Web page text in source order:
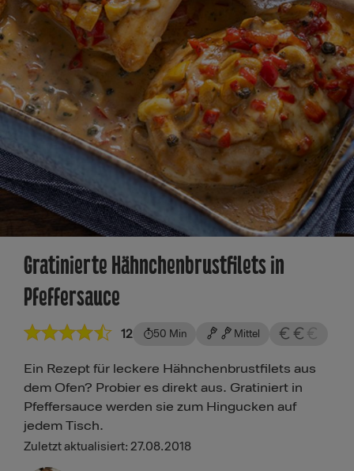
Gratinierte Hähnchenbrustfilets in
Pfeffersauce
12 50 Min Mittel
Ein Rezept für leckere Hähnchenbrustfilets aus
dem Ofen? Probier es direkt aus. Gratiniert in
Pfeffersauce werden sie zum Hingucken auf
jedem Tisch.
Zuletzt aktualisiert: 27.08.2018